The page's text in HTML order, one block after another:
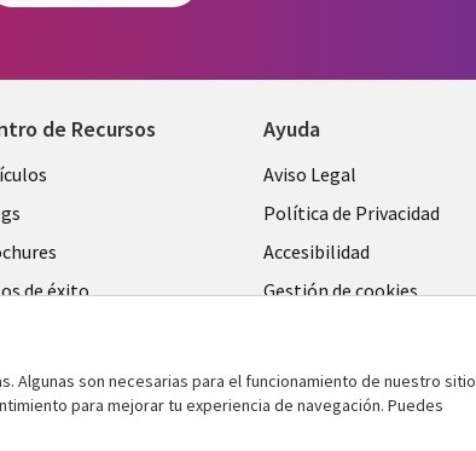
de Recursos
de éxito
de vista
Ayuda
Legal
SPAIN
Aviso Legal
Política de Privacidad
Accesibilidad
Gestión de cookies
son necesarias para el funcionamiento de nuestro sitio
para mejorar tu experiencia de navegación. Puedes